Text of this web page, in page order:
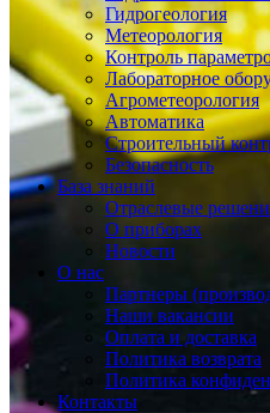
Гидрогеология
Метеорология
Контроль
Лабораторное
Агрометеорология
Автоматика
Строительный
Безопасность
База знаний
Отраслевые
О приборах
Новости
О нас
Партнеры
Наши вакансии
Оплата и доставка
Политика возврата
Политика
Контакты